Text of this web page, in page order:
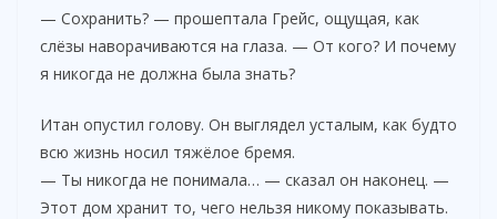
— Сохранить? — прошептала Грейс, ощущая, как
слёзы наворачиваются на глаза. — От кого? И почему
я никогда не должна была знать?
Итан опустил голову. Он выглядел усталым, как будто
всю жизнь носил тяжёлое бремя.
— Ты никогда не понимала… — сказал он наконец. —
Этот дом хранит то, чего нельзя никому показывать.